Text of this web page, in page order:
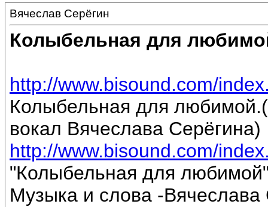
Вячеслав Серёгин
Колыбельная для
http://www.bisound.com/
Колыбельная для
вокал Вячеслава Серёгина)
http://www.bisound.com/
"Колыбельная для
Музыка и слова -Вячеслава